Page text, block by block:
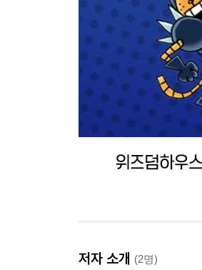
저자 소개 (2명)